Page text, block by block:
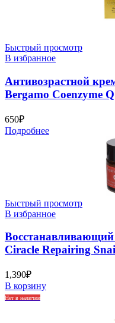
Быстрый просмотр
В избранное
Антивозрастной
Bergamo Coenzyme
650₽
Подробнее
Быстрый просмотр
В избранное
Ciracle Repairing
1,390₽
В корзину
Нет в наличии